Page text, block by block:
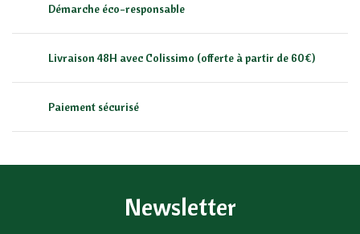
Démarche éco-responsable
Livraison 48H avec Colissimo (offerte à partir de 60€)
Paiement sécurisé
Newsletter